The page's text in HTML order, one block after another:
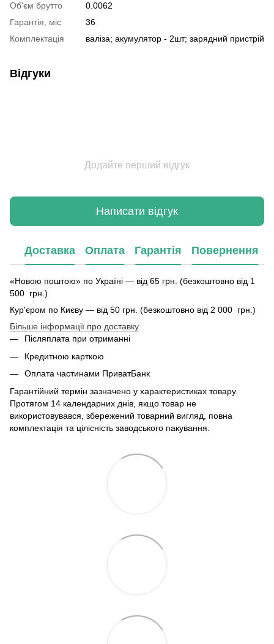
Об'єм брутто
0.0062
Гарантія, міс
36
Комплектація
валіза; акумулятор - 2шт; зарядний пристрій
Відгуки
Додайте перший відгук
Написати відгук
Доставка Оплата Гарантія Повернення
«Новою поштою» по Україні — від 65 грн. (безкоштовно від 1
500 грн.)
Кур'єром по Києву — від 50 грн. (безкоштовно від 2 000 грн.)
Більше інформації про доставку
Післяплата при отриманні
Кредитною карткою
Оплата частинами ПриватБанк
Гарантійний термін зазначено у характеристиках товару.
Протягом 14 календарних днів, якщо товар не
використовувався, збережений товарний вигляд, повна
комплектація та цілісність заводського пакування.